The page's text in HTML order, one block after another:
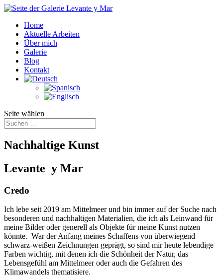
Home
Aktuelle Arbeiten
Über mich
Galerie
Blog
Kontakt
Seite wählen
Nachhaltige Kunst
Levante y Mar
Credo
Ich lebe seit 2019 am Mittelmeer und bin immer auf der Suche nach
besonderen und nachhaltigen Materialien, die ich als Leinwand für
meine Bilder oder generell als Objekte für meine Kunst nutzen
könnte. War der Anfang meines Schaffens von überwiegend
schwarz-weißen Zeichnungen geprägt, so sind mir heute lebendige
Farben wichtig, mit denen ich die Schönheit der Natur, das
Lebensgefühl am Mittelmeer oder auch die Gefahren des
Klimawandels thematisiere.